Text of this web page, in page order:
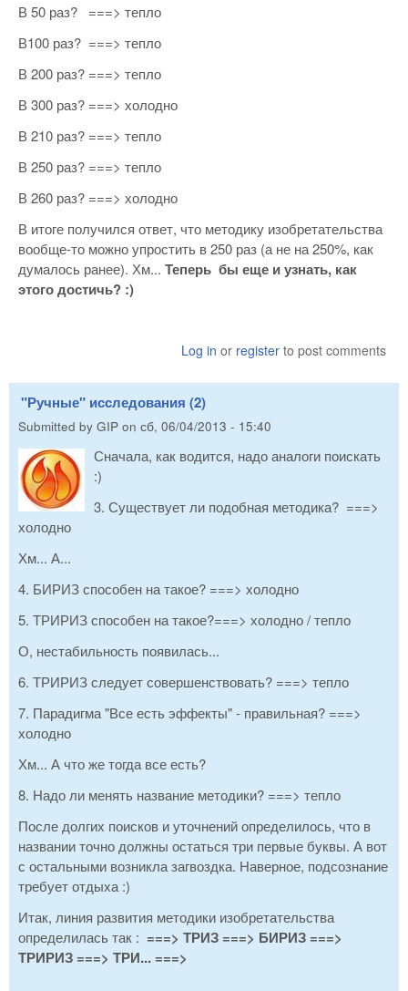
В 50 раз? ===> тепло
В100 раз? ===> тепло
В 200 раз? ===> тепло
В 300 раз? ===> холодно
В 210 раз? ===> тепло
В 250 раз? ===> тепло
В 260 раз? ===> холодно
В итоге получился ответ, что методику изобретательства
вообще-то можно упростить в 250 раз (а не на 250%, как
думалось ранее). Хм... Теперь бы еще и узнать, как
этого достичь? :)
Log in or register to post comments
"Ручные" исследования (2)
Submitted by GIP on сб, 06/04/2013 - 15:40
Сначала, как водится, надо аналоги поискать
:)
3. Существует ли подобная методика? ===>
холодно
Хм... А...
4. БИРИЗ способен на такое? ===> холодно
5. ТРИРИЗ способен на такое?===> холодно / тепло
О, нестабильность появилась...
6. ТРИРИЗ следует совершенствовать? ===> тепло
7. Парадигма "Все есть эффекты" - правильная? ===>
холодно
Хм... А что же тогда все есть?
8. Надо ли менять название методики? ===> тепло
После долгих поисков и уточнений определилось, что в
названии точно должны остаться три первые буквы. А вот
с остальными возникла загвоздка. Наверное, подсознание
требует отдыха :)
Итак, линия развития методики изобретательства
определилась так : ===> ТРИЗ ===> БИРИЗ ===>
ТРИРИЗ ===> ТРИ... ===>